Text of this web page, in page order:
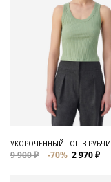
УКОРОЧЕННЫЙ ТОП В
9 900 ₽ -70% 2 970 ₽